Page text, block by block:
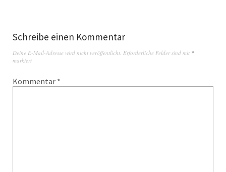
Schreibe einen Kommentar
Deine E-Mail-Adresse wird nicht veröffentlicht. Erforderliche Felder sind mit *
markiert
Kommentar *